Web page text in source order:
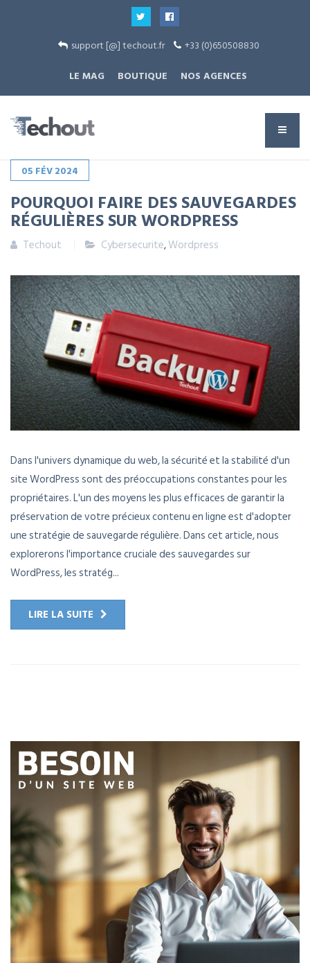
support [@] techout.fr
+33 (0)650508830
LE MAG
BOUTIQUE NOS AGENCES
05 FÉV2024
POURQUOI FAIRE DES SAUVEGARDES
RÉGULIÈRES SUR WORDPRESS
Techout Cybersecurite,Wordpress
Dans l'univers dynamique du web, la sécurité et la stabilité d'un
site WordPress sont des préoccupations constantes pour les
propriétaires. L'un des moyens les plus efficaces de garantir la
préservation de votre précieux contenu en ligne est d'adopter
une stratégie de sauvegarde régulière. Dans cet article, nous
explorerons l'importance cruciale des sauvegardes sur
WordPress, les stratég...
LIRE LA SUITE